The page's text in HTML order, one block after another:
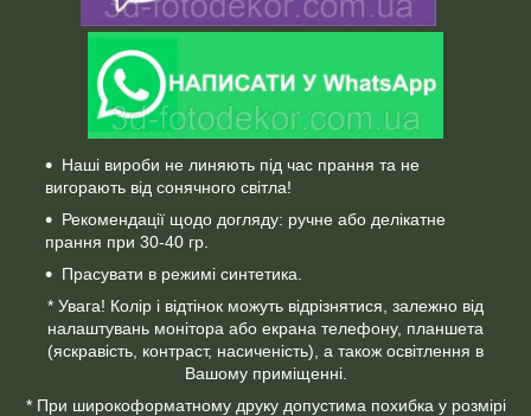
Наші вироби не линяють під час прання та не
вигорають від сонячного світла!
Рекомендації щодо догляду: ручне або делікатне
прання при 30-40 гр.
Прасувати в режимі синтетика.
* Увага! Колір і відтінок можуть відрізнятися, залежно від
налаштувань монітора або екрана телефону, планшета
(яскравість, контраст, насиченість), а також освітлення в
Вашому приміщенні.
* При широкоформатному друку допустима похибка у розмірі